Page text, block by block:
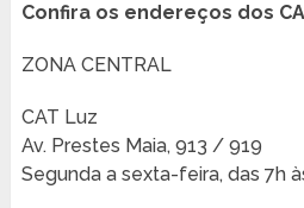
Confira os endereços dos
ZONA CENTRAL
CAT Luz
Av. Prestes Maia, 913 / 919
Segunda a sexta-feira, das 7h